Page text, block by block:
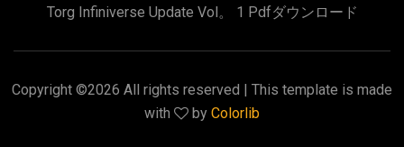
Torg Infiniverse Update Vol。 1 Pdfダウンロード
Copyright ©2026 All rights reserved | This template is made
with
by Colorlib